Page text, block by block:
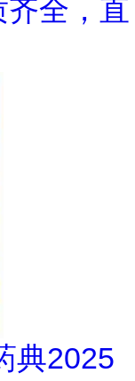
全，直
典2025